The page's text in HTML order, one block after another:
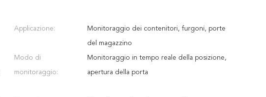
Applicazione: Monitoraggio dei contenitori, furgoni, porte
del magazzino
Modo di
monitoraggio:
Monitoraggio in tempo reale della posizione,
apertura della porta